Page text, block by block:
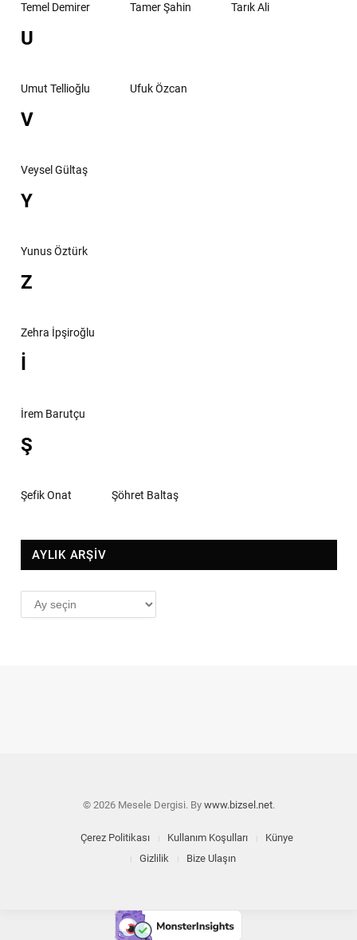
Temel Demirer
Tamer Şahin Tarık Ali
U
Umut Tellioğlu Ufuk Özcan
V
Veysel Gültaş
Y
Yunus Öztürk
Z
Zehra İpşiroğlu
İ
İrem Barutçu
Ş
Şefik Onat Şöhret Baltaş
AYLIK ARŞİV
AYLIK
ARŞİV
© 2026 Mesele Dergisi. By www.bizsel.net.
Çerez Politikası Kullanım Koşulları
Künye
Gizlilik
Bize Ulaşın